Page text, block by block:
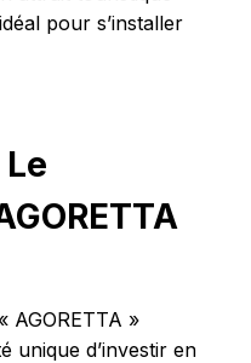
pour s’installer
AGORETTA »
unique d’investir en